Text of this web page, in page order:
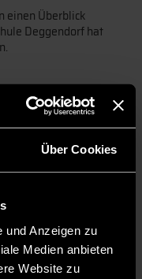
Über Cookies
und Anzeigen zu
Medien anbieten
Website zu
einen Überblick
Deggendorf hat